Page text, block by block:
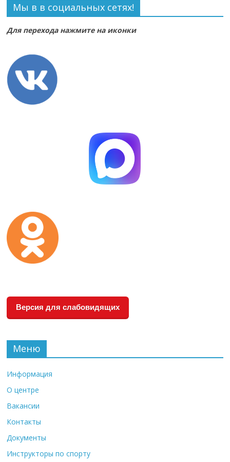
Мы в в социальных сетях!
Для перехода нажмите на иконки
Версия для слабовидящих
Меню
Информация
О центре
Вакансии
Контакты
Документы
Инструкторы по спорту